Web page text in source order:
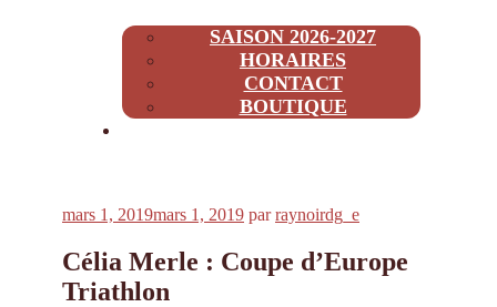
SAISON 2026-2027
HORAIRES
CONTACT
BOUTIQUE
Publié
mars 1, 2019mars 1, 2019 parraynoirdg_e
Célia Merle : Coupe d’Europe
Triathlon